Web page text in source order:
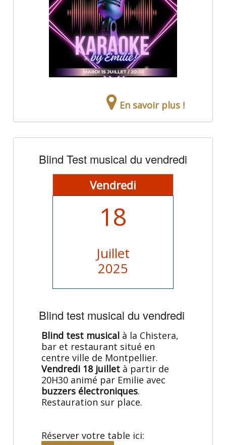
En savoir plus !
Blind Test musical du vendredi
Vendredi
18
Juillet
2025
Blind test musical du vendredi
Blind test musical à la Chistera,
bar et restaurant situé en
centre ville de Montpellier.
Vendredi 18 juillet à partir de
20H30 animé par Emilie avec
buzzers électroniques.
Restauration sur place.
Réserver votre table ici: